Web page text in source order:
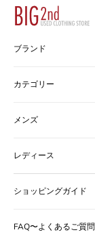
コンテンツへスキップ
ヴィンテージ古着の
ブランド
カテゴリー
メンズ
レディース
ショッピングガイド
FAQ〜よくあるご質